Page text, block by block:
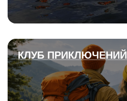
КЛУБ ПРИКЛЮЧЕНИЙ